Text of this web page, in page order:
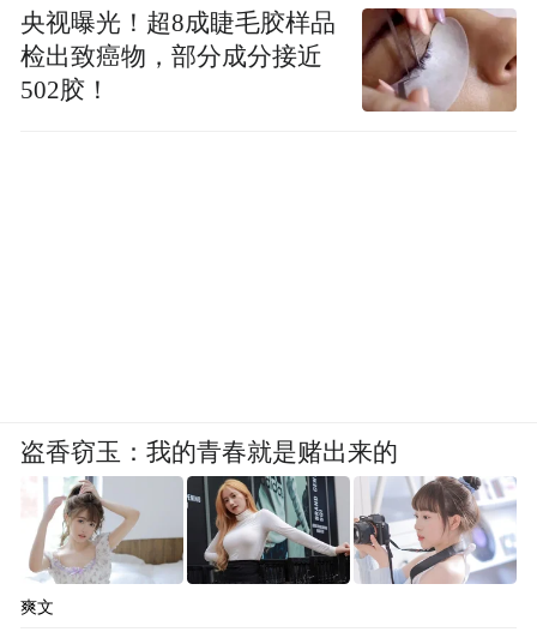
央视曝光！超8成睫毛胶样品
检出致癌物，部分成分接近
502胶！
盗香窃玉：我的青春就是赌出来的
爽文